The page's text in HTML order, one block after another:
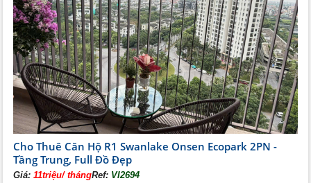
Cho Thuê Căn Hộ R1 Swanlake Onsen Ecopark 2PN -
Tầng Trung, Full Đồ Đẹp
Giá:11triệu/ thángRef: VI2694